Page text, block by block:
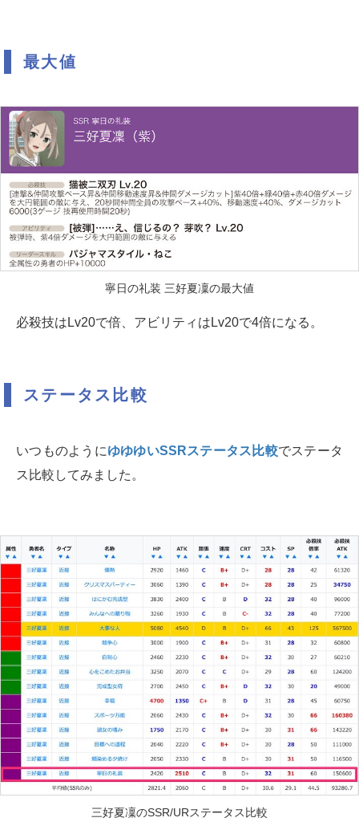
最大値
寧日の礼装 三好夏凜の最大値
必殺技はLv20で倍、アビリティはLv20で4倍になる。
ステータス比較
いつものようにゆゆゆいSSRステータス比較でステータ
ス比較してみました。
三好夏凜のSSR/URステータス比較